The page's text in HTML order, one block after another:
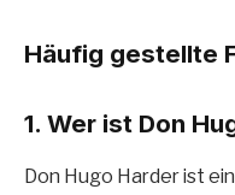
Häufig gestellte
1. Wer ist Don
Don Hugo Harder ist